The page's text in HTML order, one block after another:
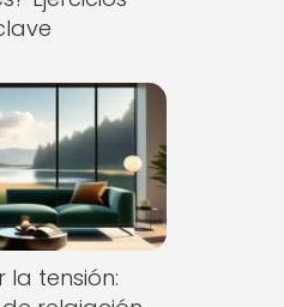
la tensión: